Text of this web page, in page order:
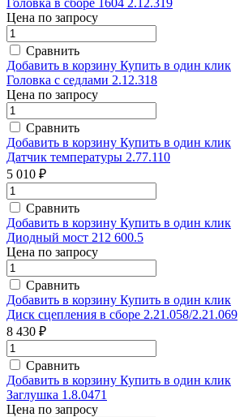
Цена по запросу
Сравнить
Добавить в корзину Купить в один клик
Головка с седлами 2.12.318
Цена по запросу
Сравнить
Добавить в корзину Купить в один клик
Датчик температуры 2.77.110
5 010 ₽
Сравнить
Добавить в корзину Купить в один клик
Диодный мост 212 600.5
Цена по запросу
Сравнить
Добавить в корзину Купить в один клик
Диск сцепления в сборе 2.21.058/2.21.069
8 430 ₽
Сравнить
Добавить в корзину Купить в один клик
Заглушка 1.8.0471
Цена по запросу